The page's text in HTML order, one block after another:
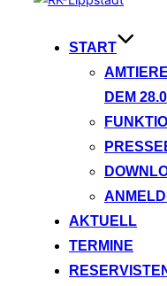
START
DEM
AKTUELL
TERMINE